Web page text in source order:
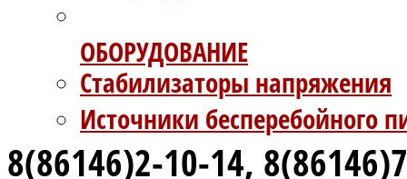
ОБОРУДОВАНИЕ
Стабилизаторы напряжения
Источники бесперебойного
8(86146)2-10-14,